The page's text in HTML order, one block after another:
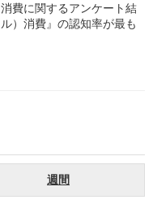
費に関するアンケート結
）消費』の認知率が最も
週間